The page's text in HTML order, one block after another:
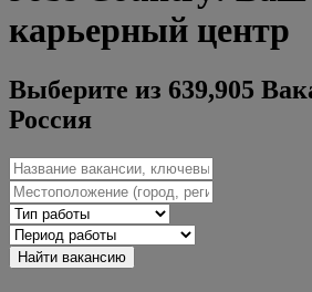
карьерный центр
Выберите из 639,905
Россия